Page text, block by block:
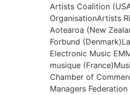
Artists Coalition
OrganisationArtists
Aotearoa (New
Forbund
Electronic Music
musique
Chamber of
Managers